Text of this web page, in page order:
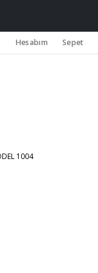
Hesabım Sepet
1004